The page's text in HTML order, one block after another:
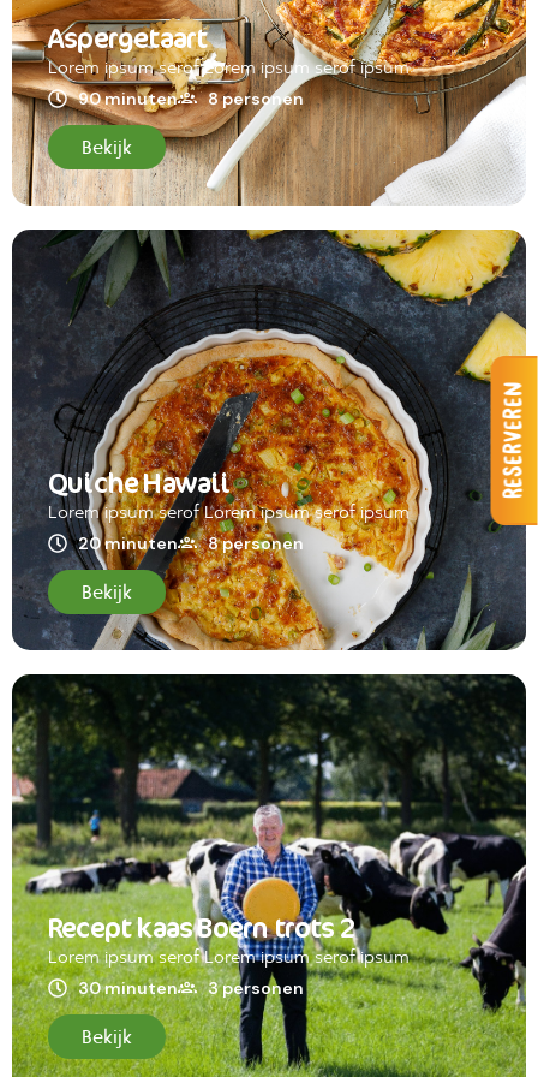
Aspergetaart
Lorem ipsum serof Lorem ipsum serof ipsum
90 minuten
8 personen
Bekijk
Quiche Hawaii
Lorem ipsum serof Lorem ipsum serof ipsum
20 minuten
8 personen
Bekijk
Recept kaas Boern trots 2
Lorem ipsum serof Lorem ipsum serof ipsum
30 minuten
3 personen
Bekijk
Reserveren